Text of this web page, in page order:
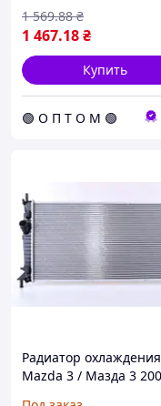
1 467.18₴
1 569.88 ₴
Купить
🟢 О П Т О М 🟢
Радиатор охлаждения
Mazda 3 / Мазда 3